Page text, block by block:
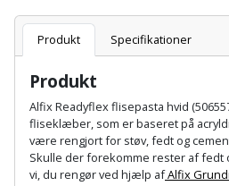
Hardieplank
brædder
Hemsestige
Isolering
Komposit
Glasskærer
og
hammer
Hammer
Bore-
og
skruemaskine
Borehammer
Boremaskinetilbehør
tilbehør
Pælebor
Plæneklipper
tilbehør
Damprengøring
Dørmåtte
Dørrist
Drivhus
Drivhustilbehør
Produkt Specifikationer
Produkt
Alfix Readyflex flisepasta hvid
fliseklæber, som er baseret på
være rengjort for støv, fedt og
Skulle der forekomme rester af
vi, du rengør ved hjælp afAlfix